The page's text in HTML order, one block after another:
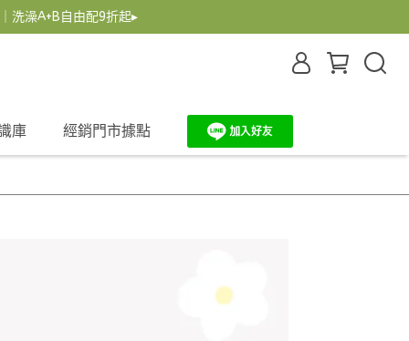
洗澡A+B自由配9折起▸
庫 經銷門市據點